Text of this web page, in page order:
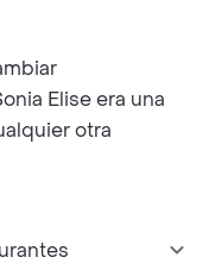
Elise era una
otra